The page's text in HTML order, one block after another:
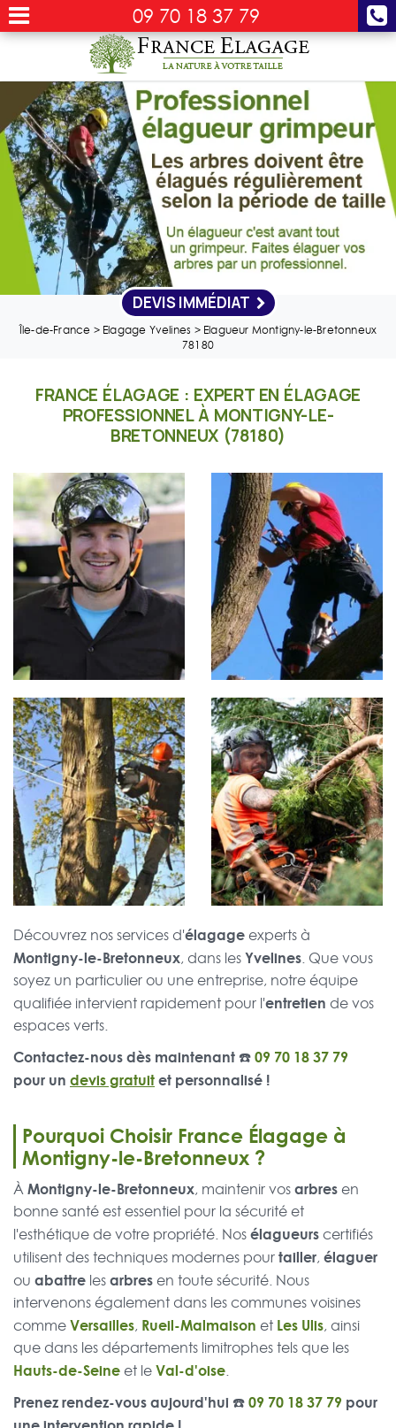
09 70 18 37 79
DEVIS IMMÉDIAT
Île-de-France > Elagage Yvelines > Elagueur Montigny-le-Bretonneux
78180
FRANCE ÉLAGAGE : EXPERT EN ÉLAGAGE
PROFESSIONNEL À MONTIGNY-LE-
BRETONNEUX (78180)
Découvrez nos services d'élagage experts à
Montigny-le-Bretonneux, dans lesYvelines. Que vous
soyez un particulier ou une entreprise, notre équipe
qualifiée intervient rapidement pour l'entretien de vos
espaces verts.
Contactez-nous dès maintenant ☎️09 70 18 37 79
pour un devis gratuitet personnalisé !
Pourquoi Choisir France Élagage à
Montigny-le-Bretonneux ?
ÀMontigny-le-Bretonneux, maintenir vosarbres en
bonne santé est essentiel pour la sécurité et
l'esthétique de votre propriété. Nosélagueurscertifiés
utilisent des techniques modernes pourtailler, élaguer
ou abattre lesarbres en toute sécurité. Nous
intervenons également dans les communes voisines
commeVersailles, Rueil-Malmaison et Les Ulis, ainsi
que dans les départements limitrophes tels que les
Hauts-de-Seine et leVal-d'oise.
Prenez rendez-vous aujourd'hui ☎️09 70 18 37 79 pour